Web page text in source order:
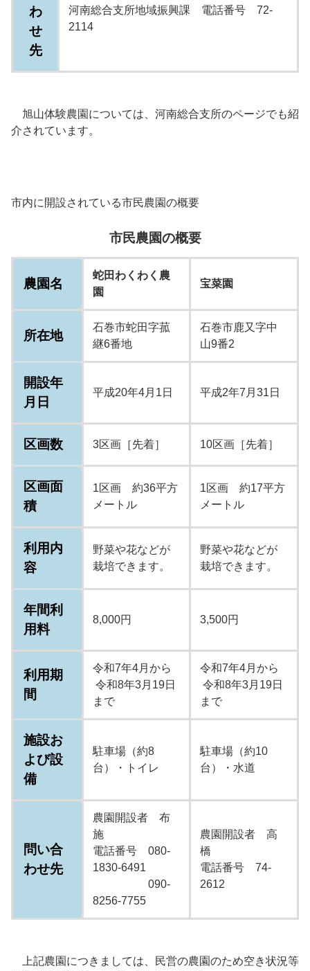
わ
せ
先
河南総合支所地域振興課 電話番号 72-
2114
旭山体験農園については、河南総合支所のページでも紹
介されています。
市内に開設されている市民農園の概要
市民農園の概要
農園名
蛇田わくわく農
園
宝菜園
所在地
石巻市蛇田字菰
継6番地
石巻市鹿又字中
山9番2
開設年
月日
平成20年4月1日 平成2年7月31日
区画数 3区画［先着］ 10区画［先着］
区画面
積
1区画 約36平方
メートル
1区画 約17平方
メートル
利用内
容
野菜や花などが
栽培できます。
野菜や花などが
栽培できます。
年間利
用料
8,000円 3,500円
利用期
間
令和7年4月から
令和8年3月19日
まで
令和7年4月から
令和8年3月19日
まで
施設お
よび設
備
駐車場（約8
台）・トイレ
駐車場（約10
台）・水道
問い合
わせ先
農園開設者 布
施
電話番号 080-
1830-6491
090-
8256-7755
農園開設者 高
橋
電話番号 74-
2612
上記農園につきましては、民営の農園のため空き状況等